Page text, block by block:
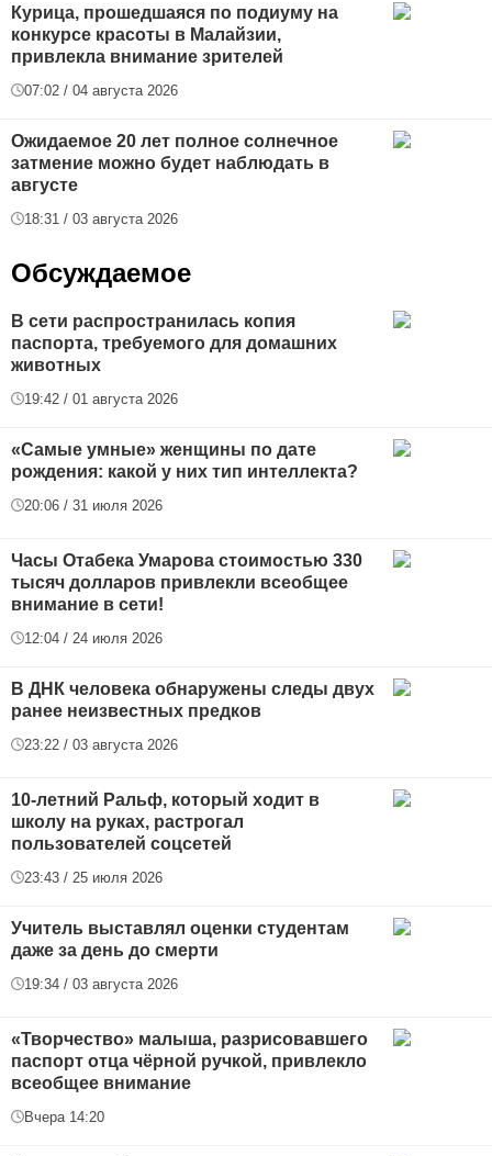
Курица, прошедшаяся по подиуму на
конкурсе красоты в Малайзии,
привлекла внимание зрителей
07:02 / 04 августа 2026
Ожидаемое 20 лет полное солнечное
затмение можно будет наблюдать в
августе
18:31 / 03 августа 2026
Обсуждаемое
В сети распространилась копия
паспорта, требуемого для домашних
животных
19:42 / 01 августа 2026
«Самые умные» женщины по дате
рождения: какой у них тип интеллекта?
20:06 / 31 июля 2026
Часы Отабека Умарова стоимостью 330
тысяч долларов привлекли всеобщее
внимание в сети!
12:04 / 24 июля 2026
В ДНК человека обнаружены следы двух
ранее неизвестных предков
23:22 / 03 августа 2026
10-летний Ральф, который ходит в
школу на руках, растрогал
пользователей соцсетей
23:43 / 25 июля 2026
Учитель выставлял оценки студентам
даже за день до смерти
19:34 / 03 августа 2026
«Творчество» малыша, разрисовавшего
паспорт отца чёрной ручкой, привлекло
всеобщее внимание
Вчера 14:20